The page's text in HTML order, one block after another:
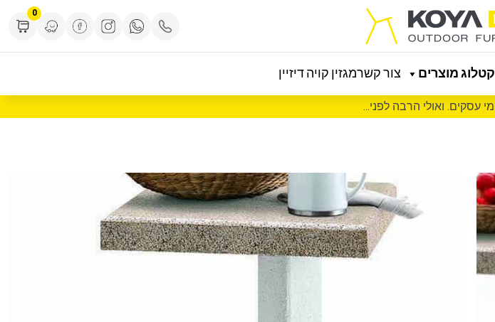
0
קטלוג מוצרים צור קשרמגזין קויה דיזיין